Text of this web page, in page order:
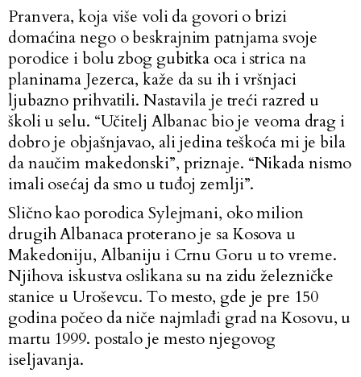
Pranvera, koja više voli da govori o brizi
domaćina nego o beskrajnim patnjama svoje
porodice i bolu zbog gubitka oca i strica na
planinama Jezerca, kaže da su ih i vršnjaci
ljubazno prihvatili. Nastavila je treći razred u
školi u selu. “Učitelj Albanac bio je veoma drag i
dobro je objašnjavao, ali jedina teškoća mi je bila
da naučim makedonski”, priznaje. “Nikada nismo
imali osećaj da smo u tuđoj zemlji”.
Slično kao porodica Sylejmani, oko milion
drugih Albanaca proterano je sa Kosova u
Makedoniju, Albaniju i Crnu Goru u to vreme.
Njihova iskustva oslikana su na zidu železničke
stanice u Uroševcu. To mesto, gde je pre 150
godina počeo da niče najmlađi grad na Kosovu, u
martu 1999. postalo je mesto njegovog
iseljavanja.